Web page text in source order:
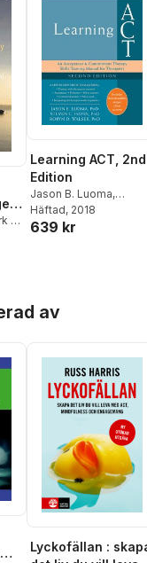
D.
antal röster:
Learning ACT, 2nd
Edition
Jason B. Luoma,
Steven C. Hayes
Robyn D. Walser
Häftad, 2018
639 kr
av
Lyckofällan :